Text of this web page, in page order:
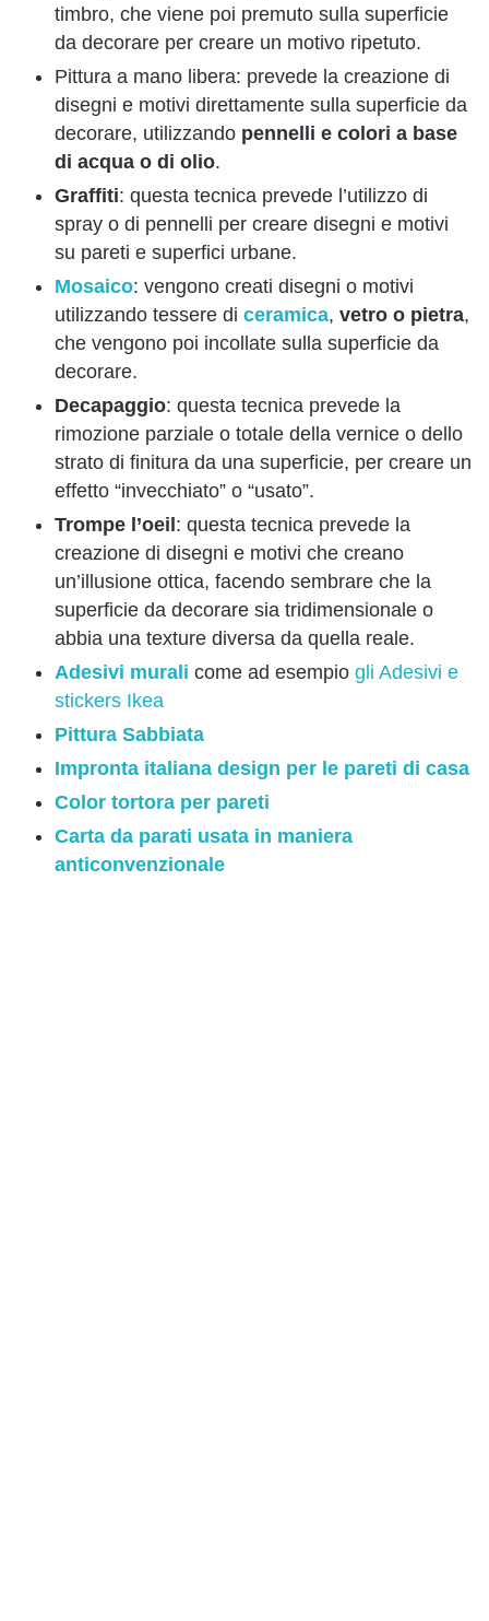
timbro, che viene poi premuto sulla superficie
da decorare per creare un motivo ripetuto.
Pittura a mano libera: prevede la creazione di
disegni e motivi direttamente sulla superficie da
decorare, utilizzando pennelli e colori a base
di acqua o di olio.
Graffiti: questa tecnica prevede l’utilizzo di
spray o di pennelli per creare disegni e motivi
su pareti e superfici urbane.
Mosaico: vengono creati disegni o motivi
utilizzando tessere di ceramica, vetro o pietra,
che vengono poi incollate sulla superficie da
decorare.
Decapaggio: questa tecnica prevede la
rimozione parziale o totale della vernice o dello
strato di finitura da una superficie, per creare un
effetto “invecchiato” o “usato”.
Trompe l’oeil : questa tecnica prevede la
creazione di disegni e motivi che creano
un’illusione ottica, facendo sembrare che la
superficie da decorare sia tridimensionale o
abbia una texture diversa da quella reale.
Adesivi murali come ad esempio gli Adesivi e
stickers Ikea
Pittura Sabbiata
Impronta italiana design per le pareti di casa
Color tortora per pareti
Carta da parati usata in maniera
anticonvenzionale